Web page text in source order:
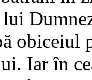
obiceiul
Iar în